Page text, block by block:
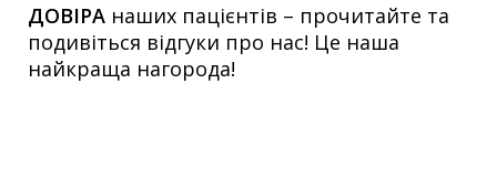
ДОВІРА наших пацієнтів – прочитайте та
подивіться відгуки про нас! Це наша
найкраща нагорода!